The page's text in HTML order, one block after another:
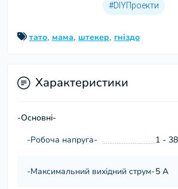
#DIYПроекти
тато, мама, штекер, гніздо
Характеристики
-Основні-
-Робоча напруга-
1 -
-Максимальний вихідний струм-5 А